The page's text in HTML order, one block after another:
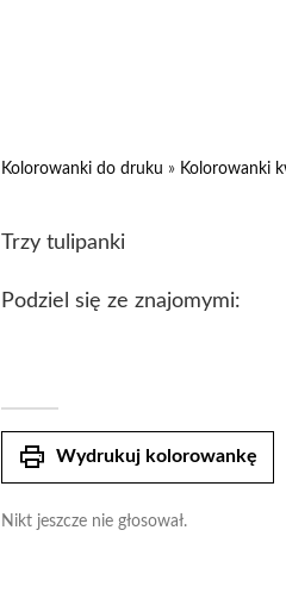
Kolorowanki do druku » Kolorowanki
Trzy tulipanki
Podziel się ze znajomymi:
print Wydrukuj kolorowankę
Nikt jeszcze nie głosował.